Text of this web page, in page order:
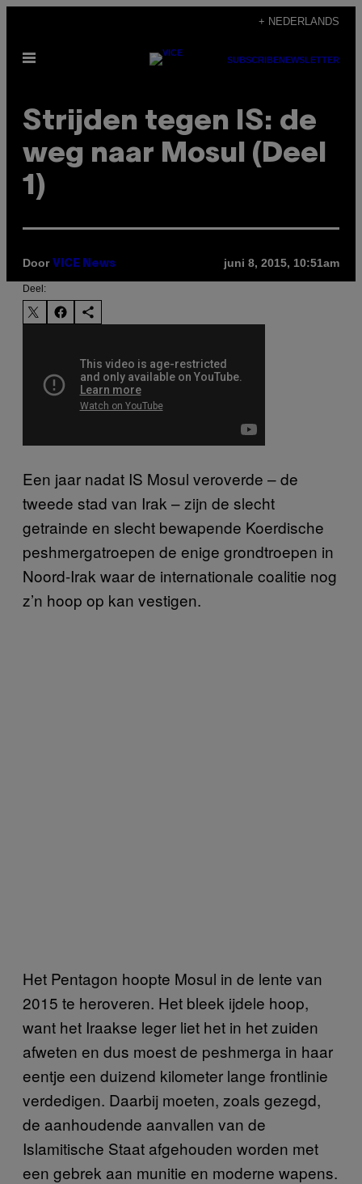
de
+ NEDERLANDS
Open
SUBSCRIBENEWSLETTER
Strijden tegen IS: de
weg naar Mosul (Deel
1)
Door VICE News juni 8, 2015, 10:51am
Deel:
Een jaar nadat IS Mosul veroverde – de
tweede stad van Irak – zijn de slecht
getrainde en slecht bewapende Koerdische
peshmergatroepen de enige grondtroepen in
Noord-Irak waar de internationale coalitie nog
z’n hoop op kan vestigen.
Het Pentagon hoopte Mosul in de lente van
2015 te heroveren. Het bleek ijdele hoop,
want het Iraakse leger liet het in het zuiden
afweten en dus moest de peshmerga in haar
eentje een duizend kilometer lange frontlinie
verdedigen. Daarbij moeten, zoals gezegd,
de aanhoudende aanvallen van de
Islamitische Staat afgehouden worden met
een gebrek aan munitie en moderne wapens.